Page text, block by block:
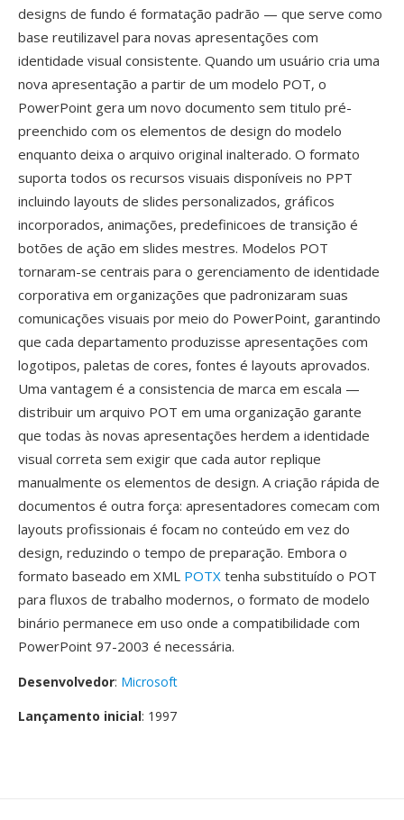
designs de fundo é formatação padrão — que serve como
base reutilizavel para novas apresentações com
identidade visual consistente. Quando um usuário cria uma
nova apresentação a partir de um modelo POT, o
PowerPoint gera um novo documento sem titulo pré-
preenchido com os elementos de design do modelo
enquanto deixa o arquivo original inalterado. O formato
suporta todos os recursos visuais disponíveis no PPT
incluindo layouts de slides personalizados, gráficos
incorporados, animações, predefinicoes de transição é
botões de ação em slides mestres. Modelos POT
tornaram-se centrais para o gerenciamento de identidade
corporativa em organizações que padronizaram suas
comunicações visuais por meio do PowerPoint, garantindo
que cada departamento produzisse apresentações com
logotipos, paletas de cores, fontes é layouts aprovados.
Uma vantagem é a consistencia de marca em escala —
distribuir um arquivo POT em uma organização garante
que todas às novas apresentações herdem a identidade
visual correta sem exigir que cada autor replique
manualmente os elementos de design. A criação rápida de
documentos é outra força: apresentadores comecam com
layouts profissionais é focam no conteúdo em vez do
design, reduzindo o tempo de preparação. Embora o
formato baseado em XML POTX tenha substituído o POT
para fluxos de trabalho modernos, o formato de modelo
binário permanece em uso onde a compatibilidade com
PowerPoint 97-2003 é necessária.
Desenvolvedor: Microsoft
Lançamento inicial: 1997